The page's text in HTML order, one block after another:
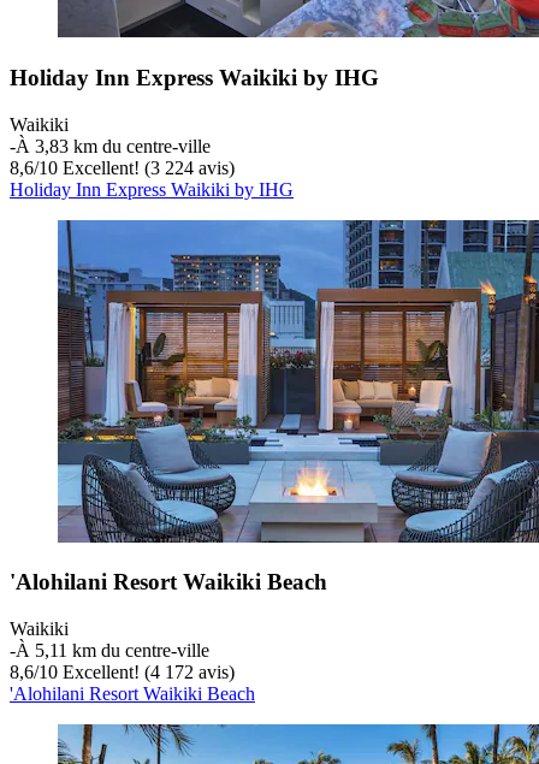
Holiday Inn Express Waikiki by IHG
Waikiki
‐À 3,83 km du centre-ville
8,6/10 Excellent! (3 224 avis)
Holiday Inn Express Waikiki by IHG
'Alohilani Resort Waikiki Beach
Waikiki
‐À 5,11 km du centre-ville
8,6/10 Excellent! (4 172 avis)
'Alohilani Resort Waikiki Beach